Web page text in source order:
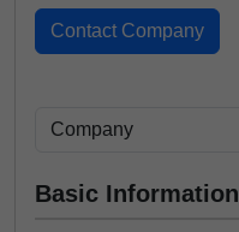
Basic Information